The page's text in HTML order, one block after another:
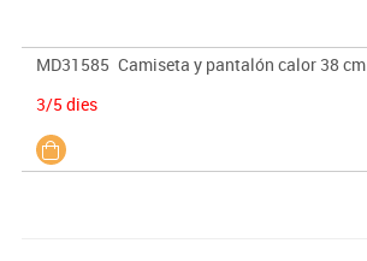
MD31585 Camiseta y pantalón calor 38 cm
3/5 dies